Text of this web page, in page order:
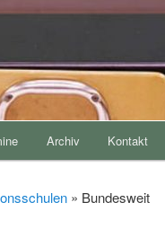
Archiv Kontakt
» Bundesweit